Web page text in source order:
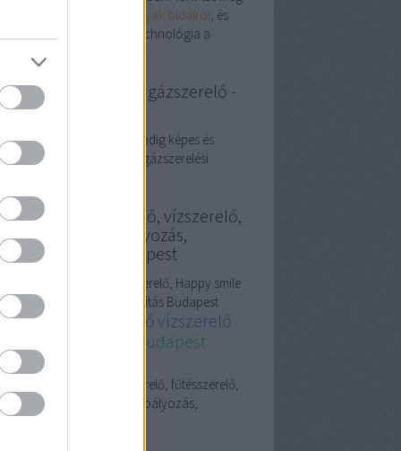
Gyerekágyak oldalról, és
fel, hogyan válhat a technológia a
kényelem alapjává.
Budapest, gázszerelő -
Segít
Budapest: péter mindig képes és
is segíteni, ha éppen gázszerelési
fűtésszerelő, vízszerelő,
smile fogszabályozás,
Budapest
, vízszerelő, Happy smile
Duguláselhárítás Budapest
fűtésszerelővízszerelő
gázszerelő Budapest
Gázszerelő, fűtésszerelő,
Happy smile fogszabályozás,
Budapest